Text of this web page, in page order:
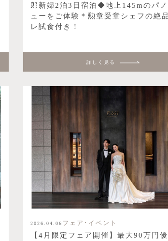
郎新婦2泊3日宿泊◆地上145mのパ
ューをご体験＊勲章受章シェフの絶
レ試食付き！
詳しく見る
2026.04.06 フェア･イベント
【4月限定フェア開催】最大90万円